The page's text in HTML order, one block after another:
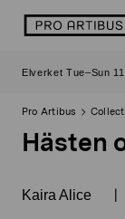
logo
Elverket Tue–Sun
Pro Artibus
Hästen
Kaira Alice |